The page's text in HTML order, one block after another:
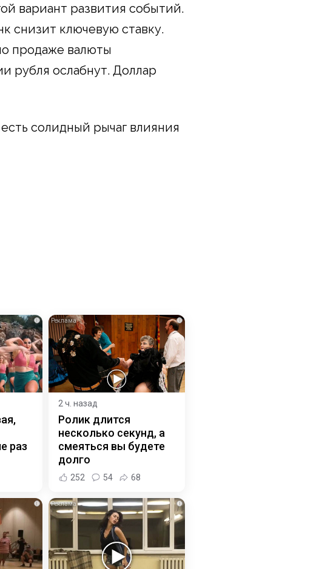
вариант развития событий.
снизит ключевую ставку.
продаже валюты
рубля ослабнут. Доллар
солидный рычаг влияния
i
раз
i
2 ч. назад
Ролик длится
несколько секунд, а
смеяться вы будете
долго
252 54 68
i i